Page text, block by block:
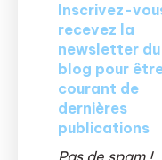
Inscrivez-
recevez la
newsletter du
blog pour
courant de
dernières
publications